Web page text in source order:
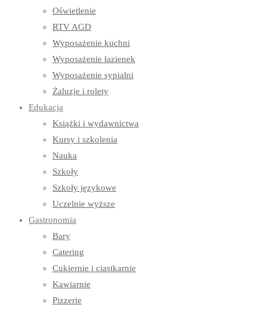
Oświetlenie
RTV AGD
Wyposażenie kuchni
Wyposażenie łazienek
Wyposażenie sypialni
Żaluzje i rolety
Edukacja
Książki i wydawnictwa
Kursy i szkolenia
Nauka
Szkoły
Szkoły językowe
Uczelnie wyższe
Gastronomia
Bary
Catering
Cukiernie i ciastkarnie
Kawiarnie
Pizzerie